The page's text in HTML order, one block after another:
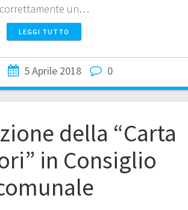
correttamente un…
LEGGI TUTTO
5 Aprile 2018 0
della “Carta
in Consiglio